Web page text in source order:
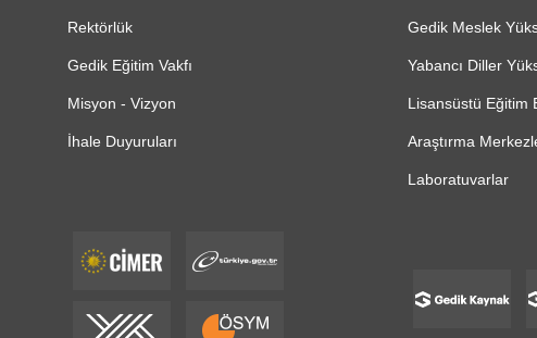
Rektörlük
Gedik Eğitim Vakfı
Misyon - Vizyon
İhale Duyuruları
Gedik Meslek
Yabancı Diller
Lisansüstü Eğitim
Araştırma
Laboratuvarlar